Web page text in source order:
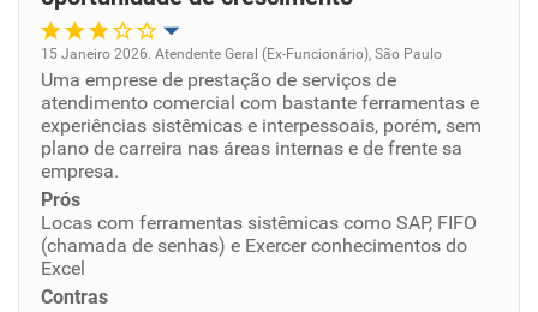
Oportunidade de promoção
Ambiente de trabalho
Conciliação com a vida familiar
Benefícios
15 Janeiro 2026. Atendente Geral (Ex-Funcionário), São Paulo
Uma emprese de prestação de serviços de
atendimento comercial com bastante ferramentas e
experiências sistêmicas e interpessoais, porém, sem
plano de carreira nas áreas internas e de frente sa
empresa.
Prós
Locas com ferramentas sistêmicas como SAP, FIFO
(chamada de senhas) e Exercer conhecimentos do
Excel
Contras